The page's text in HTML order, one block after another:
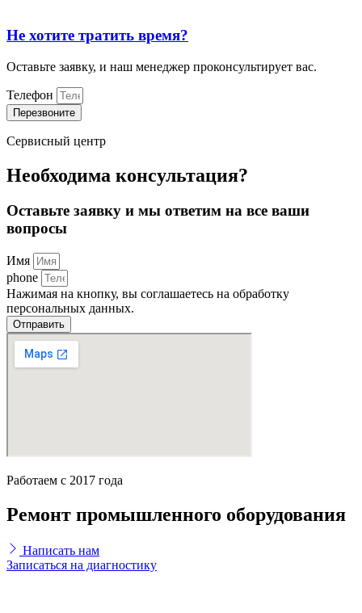
Не хотите тратить время?
Оставьте заявку, и наш менеджер проконсультирует вас.
Телефон
Перезвоните
Сервисный центр
Необходима консультация?
Оставьте заявку и мы ответим на все ваши
вопросы
Имя
phone
Нажимая на кнопку, вы соглашаетесь на обработку
персональных данных.
Отправить
Работаем с 2017 года
Ремонт промышленного оборудования
Написать нам
Записаться на диагностику